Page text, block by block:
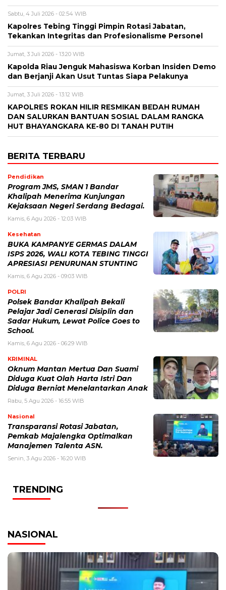
Sabtu, 4 Juli 2026 - 02:54 WIB
Kapolres Tebing Tinggi Pimpin Rotasi Jabatan,
Tekankan Integritas dan Profesionalisme Personel
Jumat, 3 Juli 2026 - 13:20 WIB
Kapolda Riau Jenguk Mahasiswa Korban Insiden Demo
dan Berjanji Akan Usut Tuntas Siapa Pelakunya
Jumat, 3 Juli 2026 - 13:12 WIB
KAPOLRES ROKAN HILIR RESMIKAN BEDAH RUMAH
DAN SALURKAN BANTUAN SOSIAL DALAM RANGKA
HUT BHAYANGKARA KE-80 DI TANAH PUTIH
BERITA TERBARU
Pendidikan
Program JMS, SMAN 1 Bandar
Khalipah Menerima Kunjungan
Kejaksaan Negeri Serdang Bedagai.
Kamis, 6 Agu 2026 - 12:03 WIB
Kesehatan
BUKA KAMPANYE GERMAS DALAM
ISPS 2026, WALI KOTA TEBING TINGGI
APRESIASI PENURUNAN STUNTING
Kamis, 6 Agu 2026 - 09:03 WIB
POLRI
Polsek Bandar Khalipah Bekali
Pelajar Jadi Generasi Disiplin dan
Sadar Hukum, Lewat Police Goes to
School.
Kamis, 6 Agu 2026 - 06:29 WIB
KRIMINAL
Oknum Mantan Mertua Dan Suami
Diduga Kuat Olah Harta Istri Dan
Diduga Berniat Menelantarkan Anak
Rabu, 5 Agu 2026 - 16:55 WIB
Nasional
Transparansi Rotasi Jabatan,
Pemkab Majalengka Optimalkan
Manajemen Talenta ASN.
Senin, 3 Agu 2026 - 16:20 WIB
TRENDING
NASIONAL